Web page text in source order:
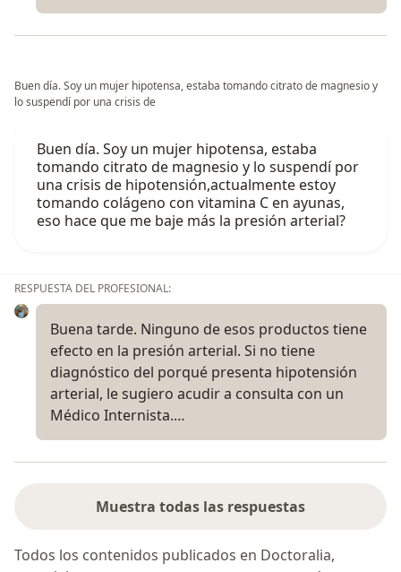
Buen día. Soy un mujer hipotensa, estaba tomando citrato de magnesio y
lo suspendí por una crisis de
Buen día. Soy un mujer hipotensa, estaba
tomando citrato de magnesio y lo suspendí por
una crisis de hipotensión,actualmente estoy
tomando colágeno con vitamina C en ayunas,
eso hace que me baje más la presión arterial?
RESPUESTA DEL PROFESIONAL:
Buena tarde. Ninguno de esos productos tiene
efecto en la presión arterial. Si no tiene
diagnóstico del porqué presenta hipotensión
arterial, le sugiero acudir a consulta con un
Médico Internista.…
Muestra todas las respuestas
Todos los contenidos publicados en Doctoralia,